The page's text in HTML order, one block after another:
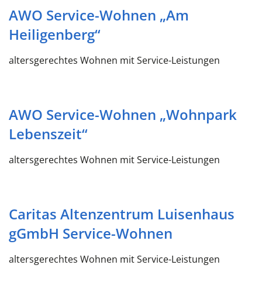
AWO Service-Wohnen „Am
Heiligenberg“
altersgerechtes Wohnen mit Service-Leistungen
AWO Service-Wohnen „Wohnpark
Lebenszeit“
altersgerechtes Wohnen mit Service-Leistungen
Caritas Altenzentrum Luisenhaus
gGmbH Service-Wohnen
altersgerechtes Wohnen mit Service-Leistungen